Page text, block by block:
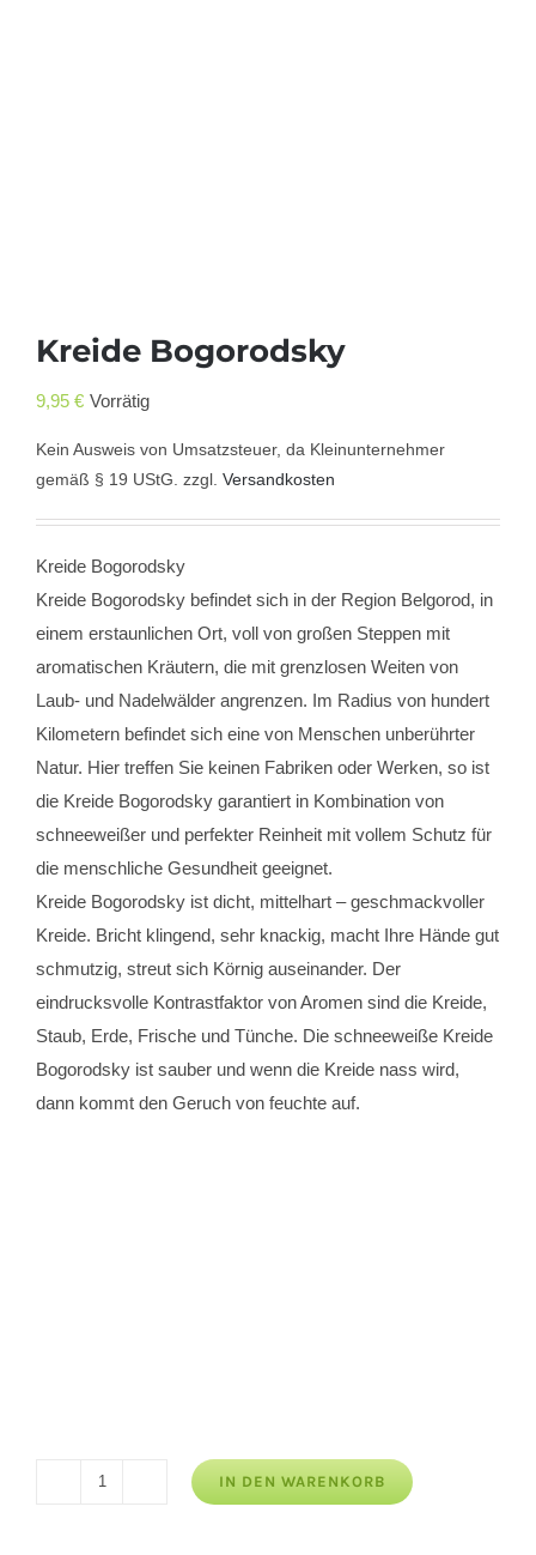
Kreide Bogorodsky
9,95 € Vorrätig
Kein Ausweis von Umsatzsteuer, da Kleinunternehmer
gemäß § 19 UStG. zzgl. Versandkosten
Kreide Bogorodsky
Kreide Bogorodsky befindet sich in der Region Belgorod, in
einem erstaunlichen Ort, voll von großen Steppen mit
aromatischen Kräutern, die mit grenzlosen Weiten von
Laub- und Nadelwälder angrenzen. Im Radius von hundert
Kilometern befindet sich eine von Menschen unberührter
Natur. Hier treffen Sie keinen Fabriken oder Werken, so ist
die Kreide Bogorodsky garantiert in Kombination von
schneeweißer und perfekter Reinheit mit vollem Schutz für
die menschliche Gesundheit geeignet.
Kreide Bogorodsky ist dicht, mittelhart – geschmackvoller
Kreide. Bricht klingend, sehr knackig, macht Ihre Hände gut
schmutzig, streut sich Körnig auseinander. Der
eindrucksvolle Kontrastfaktor von Aromen sind die Kreide,
Staub, Erde, Frische und Tünche. Die schneeweiße Kreide
Bogorodsky ist sauber und wenn die Kreide nass wird,
dann kommt den Geruch von feuchte auf.
IN DEN WARENKORB